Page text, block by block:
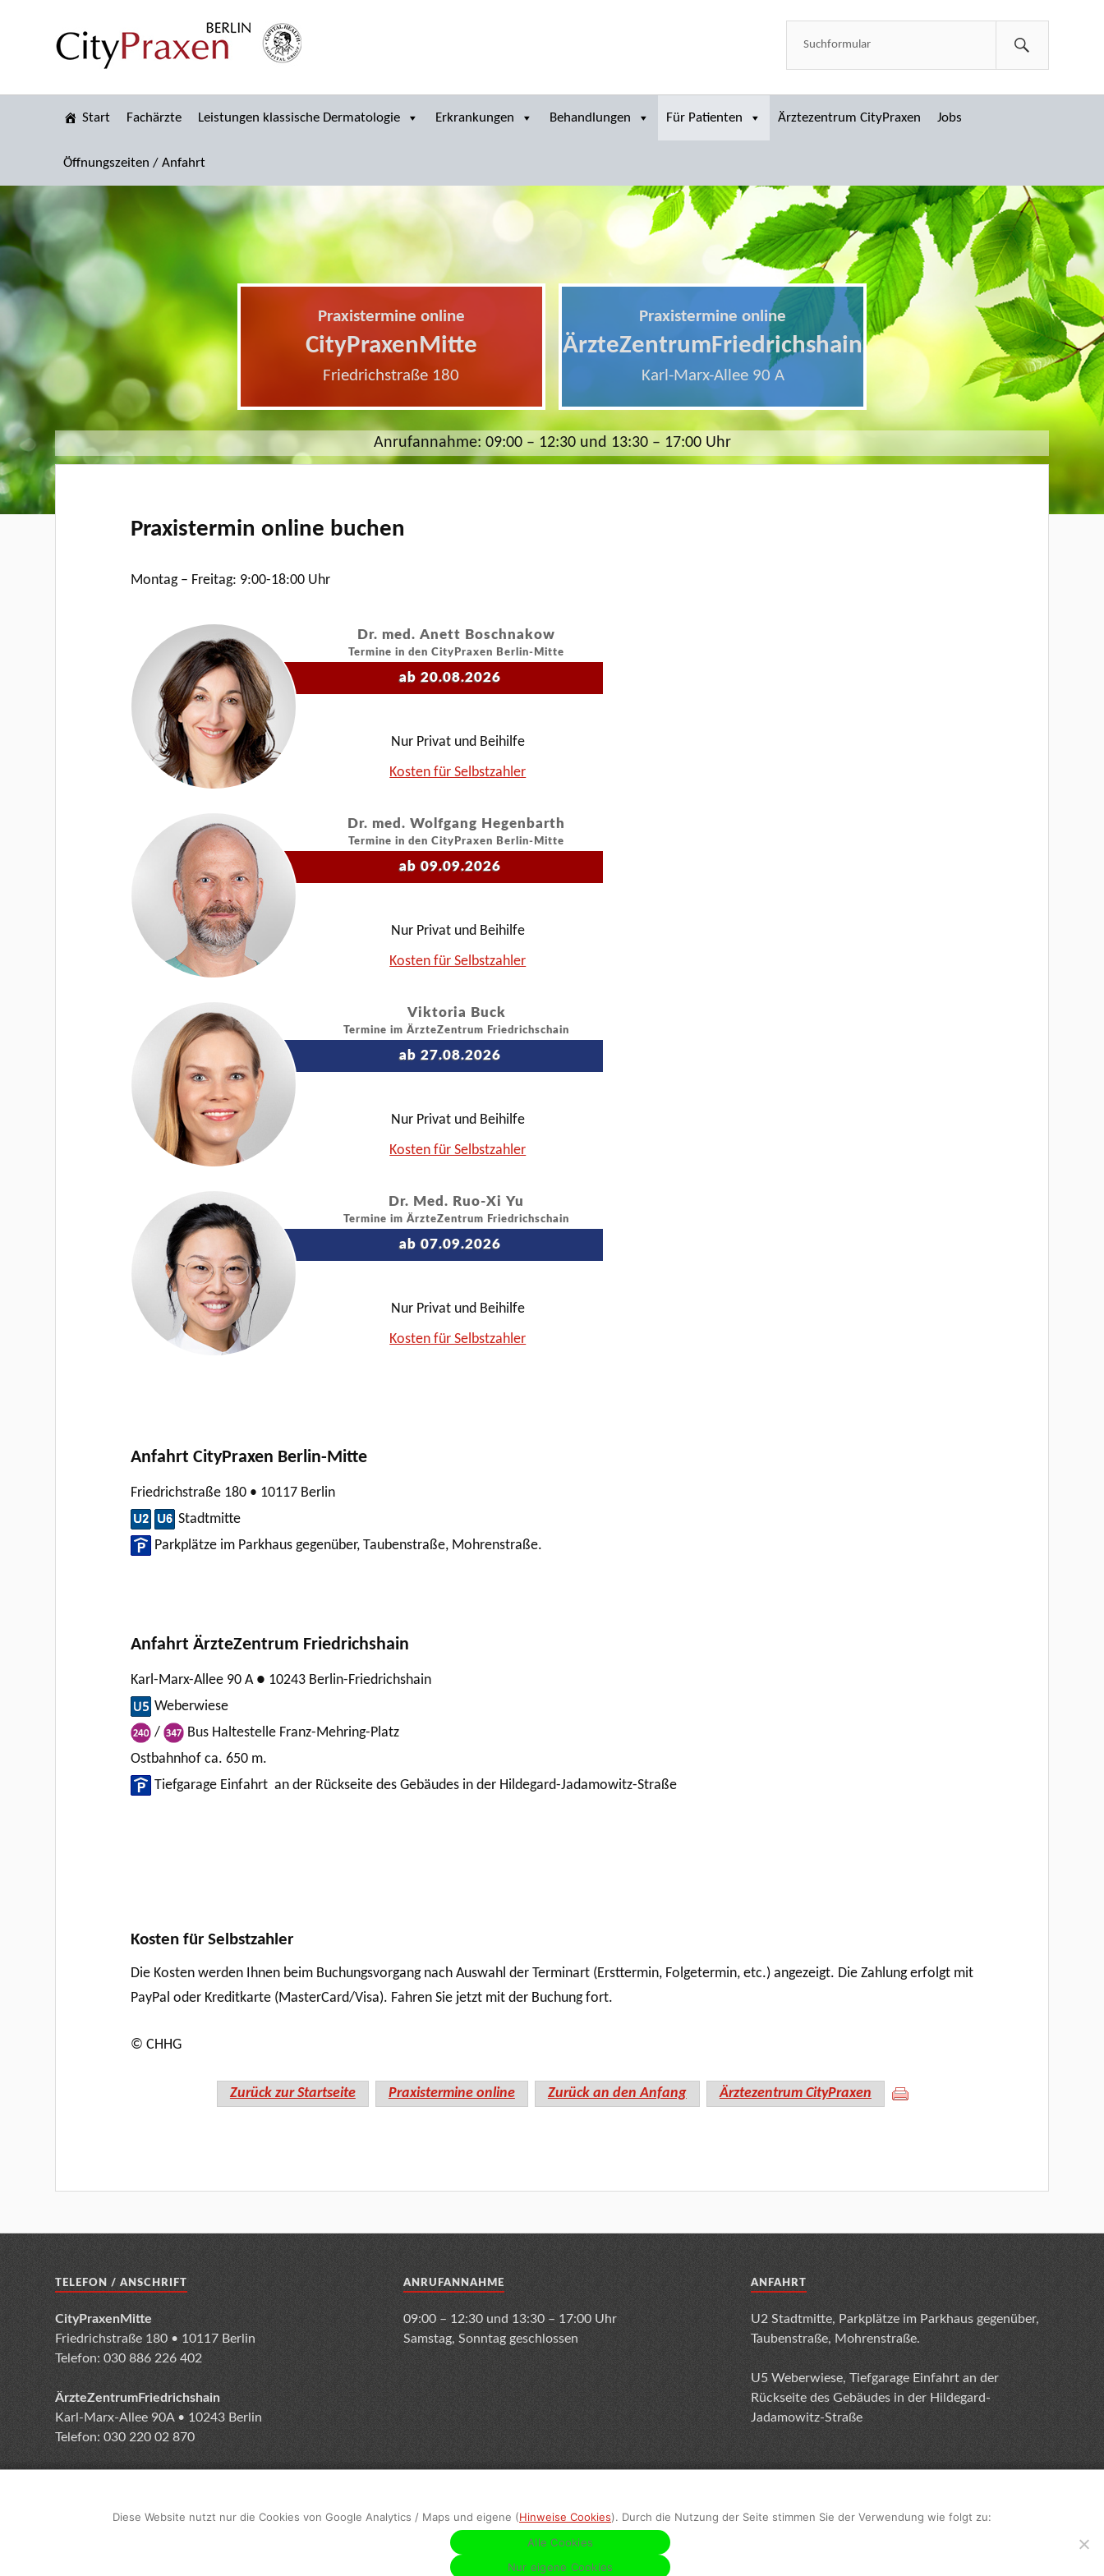
Start Fachärzte Leistungen klassische Dermatologie Erkrankungen Behandlungen Für Patienten Ärztezentrum CityPraxen Jobs
Öffnungszeiten / Anfahrt
Praxistermine online
CityPraxenMitte
Friedrichstraße 180
Praxistermine online
ÄrzteZentrumFriedrichshain
Karl-Marx-Allee 90 A
Anrufannahme: 09:00 – 12:30 und 13:30 – 17:00 Uhr
Praxistermin online buchen
Montag – Freitag: 9:00-18:00 Uhr
Dr. med. Anett Boschnakow
Termine in den CityPraxen Berlin-Mitte
ab 20.08.2026
Nur Privat und Beihilfe
Kosten für Selbstzahler
Dr. med. Wolfgang Hegenbarth
Termine in den CityPraxen Berlin-Mitte
ab 09.09.2026
Nur Privat und Beihilfe
Kosten für Selbstzahler
Viktoria Buck
Termine im ÄrzteZentrum Friedrichschain
ab 27.08.2026
Nur Privat und Beihilfe
Kosten für Selbstzahler
Dr. Med. Ruo-Xi Yu
Termine im ÄrzteZentrum Friedrichschain
ab 07.09.2026
Nur Privat und Beihilfe
Kosten für Selbstzahler
Anfahrt CityPraxen Berlin-Mitte
Friedrichstraße 180 • 10117 Berlin
Stadtmitte
Parkplätze im Parkhaus gegenüber, Taubenstraße, Mohrenstraße.
Anfahrt ÄrzteZentrum Friedrichshain
Karl-Marx-Allee 90 A ● 10243 Berlin-Friedrichshain
Weberwiese
/
Bus Haltestelle Franz-Mehring-Platz
Ostbahnhof ca. 650 m.
Tiefgarage Einfahrt an der Rückseite des Gebäudes in der Hildegard-Jadamowitz-Straße
Kosten für Selbstzahler
Die Kosten werden Ihnen beim Buchungsvorgang nach Auswahl der Terminart (Ersttermin, Folgetermin, etc.) angezeigt. Die Zahlung erfolgt mit
PayPal oder Kreditkarte (MasterCard/Visa). Fahren Sie jetzt mit der Buchung fort.
© CHHG
Zurück zur Startseite Praxistermine online Zurück an den Anfang Ärztezentrum CityPraxen
TELEFON / ANSCHRIFT
CityPraxenMitte
Friedrichstraße 180 • 10117 Berlin
Telefon: 030 886 226 402
ÄrzteZentrumFriedrichshain
Karl-Marx-Allee 90A • 10243 Berlin
Telefon: 030 220 02 870
ANRUFANNAHME
09:00 – 12:30 und 13:30 – 17:00 Uhr
Samstag, Sonntag geschlossen
ANFAHRT
U2 Stadtmitte, Parkplätze im Parkhaus gegenüber,
Taubenstraße, Mohrenstraße.
U5 Weberwiese, Tiefgarage Einfahrt an der
Rückseite des Gebäudes in der Hildegard-
Jadamowitz-Straße
Terminabsage Sitemap Geschlechtsneutrale Texte
Diese Website nutzt nur die Cookies von Google Analytics / Maps und eigene (Hinweise Cookies). Durch die Nutzung der Seite stimmen Sie der Verwendung wie folgt zu:
Alle Cookies
Nur eigene Cookies